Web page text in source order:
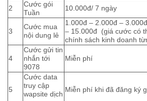
2
Cước gói
Tuần
10.000đ/ 7 ngày
3
Cước mua
nội dung lẻ
1.000đ – 2.000đ –
– 15.000đ (giá cước có
chính sách kinh doanh
4
Cước gửi tin
nhắn tới
9078
Miễn phí
5
Cước data
truy cập
wapsite dịch
Miễn phí khi đã đăng ký